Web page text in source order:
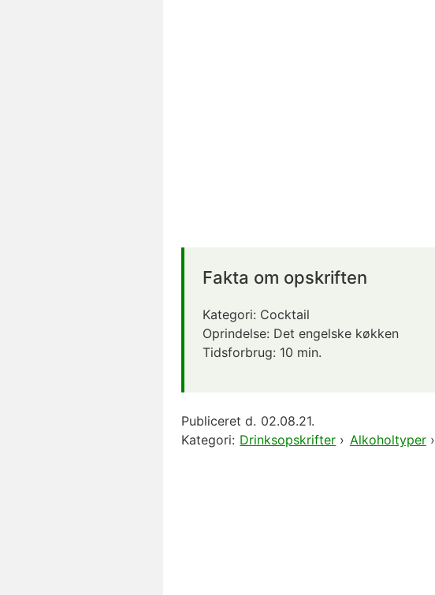
Fakta om opskriften
Kategori: Cocktail
Oprindelse: Det engelske køkken
Tidsforbrug: 10 min.
Publiceret d. 02.08.21.
Kategori: Drinksopskrifter › Alkoholtyper›